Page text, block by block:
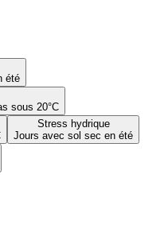
été
sous 20°C
Stress hydrique
Jours avec sol sec en été